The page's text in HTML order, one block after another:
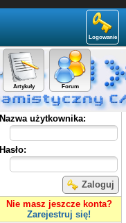
Logowanie
Artykuły Forum
Panel użytkownika
Nazwa użytkownika:
Hasło:
Zaloguj
Nie masz jeszcze konta?
Zarejestruj się!